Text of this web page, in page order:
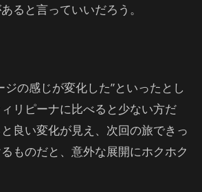
ると言っていいだろう。
ジの感じが変化した”といったとし
リピーナに比べると少ない方だ
良い変化が見え、次回の旅できっ
ものだと、意外な展開にホクホク